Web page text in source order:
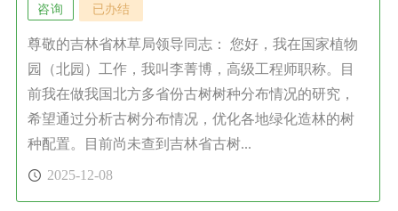
咨询 已办结
尊敬的吉林省林草局领导同志： 您好，我在国家植物
园（北园）工作，我叫李菁博，高级工程师职称。目
前我在做我国北方多省份古树树种分布情况的研究，
希望通过分析古树分布情况，优化各地绿化造林的树
种配置。目前尚未查到吉林省古树...
2025-12-08